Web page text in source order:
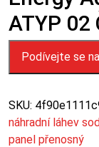
ATYP 02
Podívejte se
SKU:
náhradní láhev
panel přenosný